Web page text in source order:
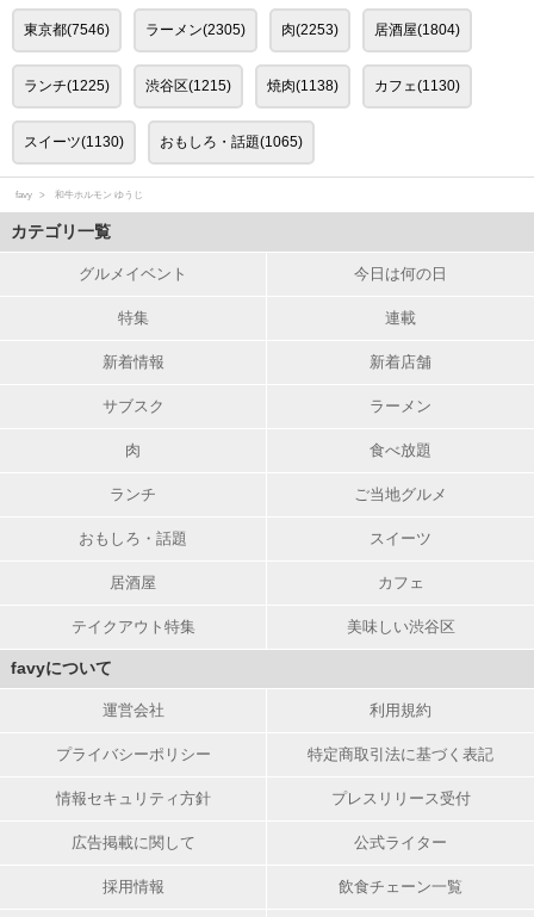
東京都(7546) ラーメン(2305) 肉(2253) 居酒屋(1804)
ランチ(1225) 渋谷区(1215) 焼肉(1138) カフェ(1130)
スイーツ(1130) おもしろ・話題(1065)
favy 和牛ホルモン ゆうじ
カテゴリ一覧
グルメイベント 今日は何の日
特集 連載
新着情報 新着店舗
サブスク ラーメン
肉 食べ放題
ランチ ご当地グルメ
おもしろ・話題 スイーツ
居酒屋 カフェ
テイクアウト特集 美味しい渋谷区
favyについて
運営会社 利用規約
プライバシーポリシー 特定商取引法に基づく表記
情報セキュリティ方針 プレスリリース受付
広告掲載に関して 公式ライター
採用情報 飲食チェーン一覧